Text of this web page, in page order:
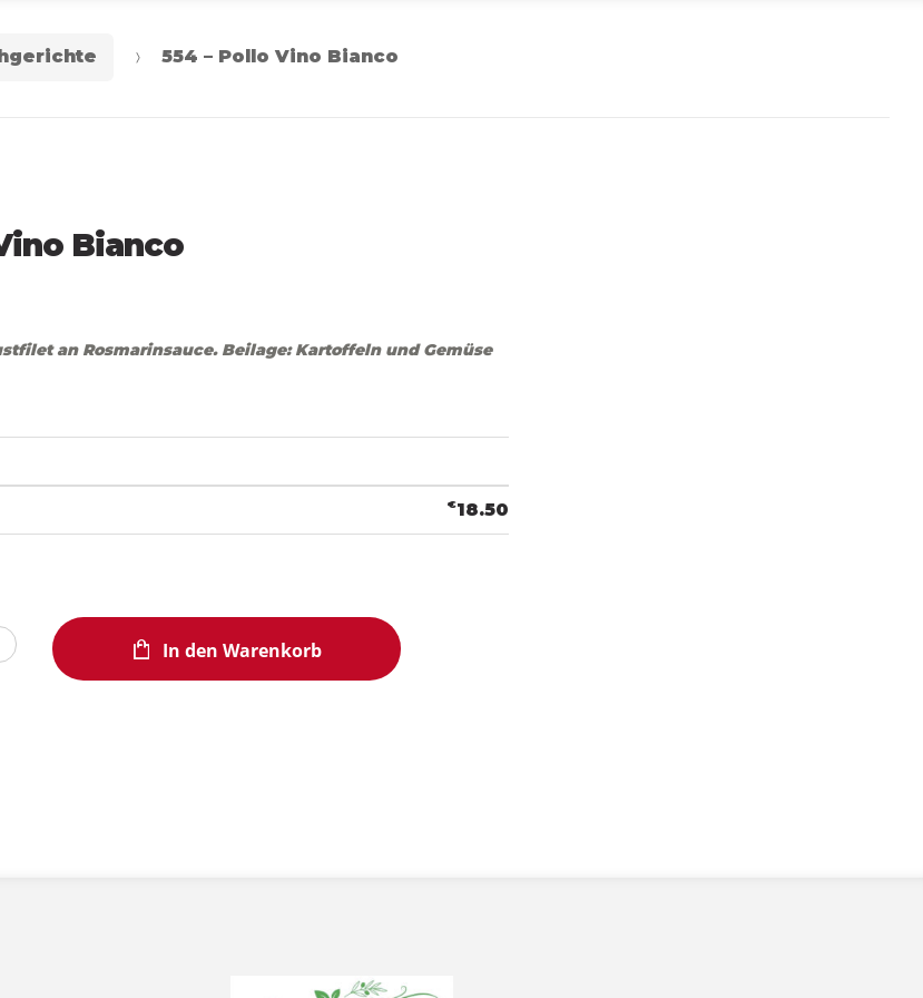
554 – Pollo Vino Bianco
Bianco
an Rosmarinsauce. Beilage: Kartoffeln und Gemüse
€18.50
In den Warenkorb